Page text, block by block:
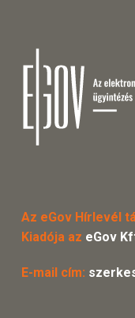
Az eGov Hírlevél
Kiadója az eGov
E-mail cím: